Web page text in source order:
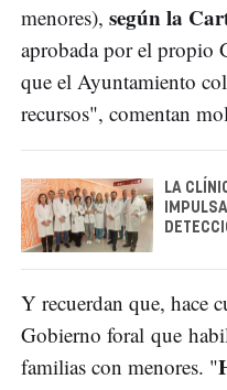
menores), según la
aprobada por el propio
que el Ayuntamiento
recursos", comentan
LA
Y recuerdan que, hace
Gobierno foral que
familias con menores. "